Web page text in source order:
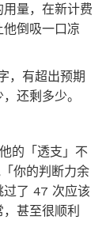
量，在新计费
倒吸一口凉
，有超出预期
还剩多少。
的「透支」不
你的判断力余
过了 47 次应该
甚至很顺利